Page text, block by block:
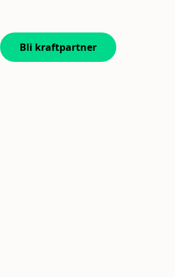
Bli kraft­partner